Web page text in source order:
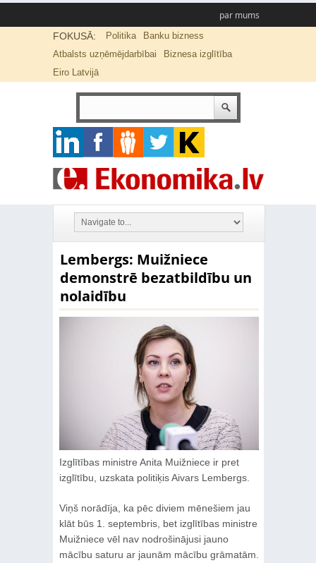
par mums
FOKUSĀ: Politika
Banku bizness
Atbalsts uzņēmējdarbībai
Biznesa izglītība
Eiro Latvijā
Lembergs: Muižniece
demonstrē bezatbildību un
nolaidību
Izglītības ministre Anita Muižniece ir pret
izglītību, uzskata politiķis Aivars Lembergs.
Viņš norādīja, ka pēc diviem mēnešiem jau
klāt būs 1. septembris, bet izglītības ministre
Muižniece vēl nav nodrošinājusi jauno
mācību saturu ar jaunām mācību grāmatām.